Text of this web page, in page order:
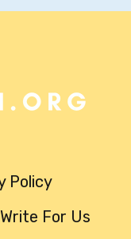
Policy
Write For Us